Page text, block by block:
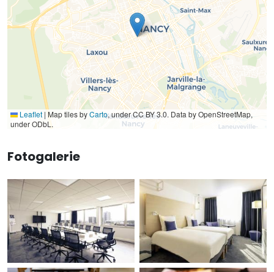
Leaflet | Map tiles byCarto, under CC BY 3.0. Data by OpenStreetMap,
under ODbL.
Fotogalerie